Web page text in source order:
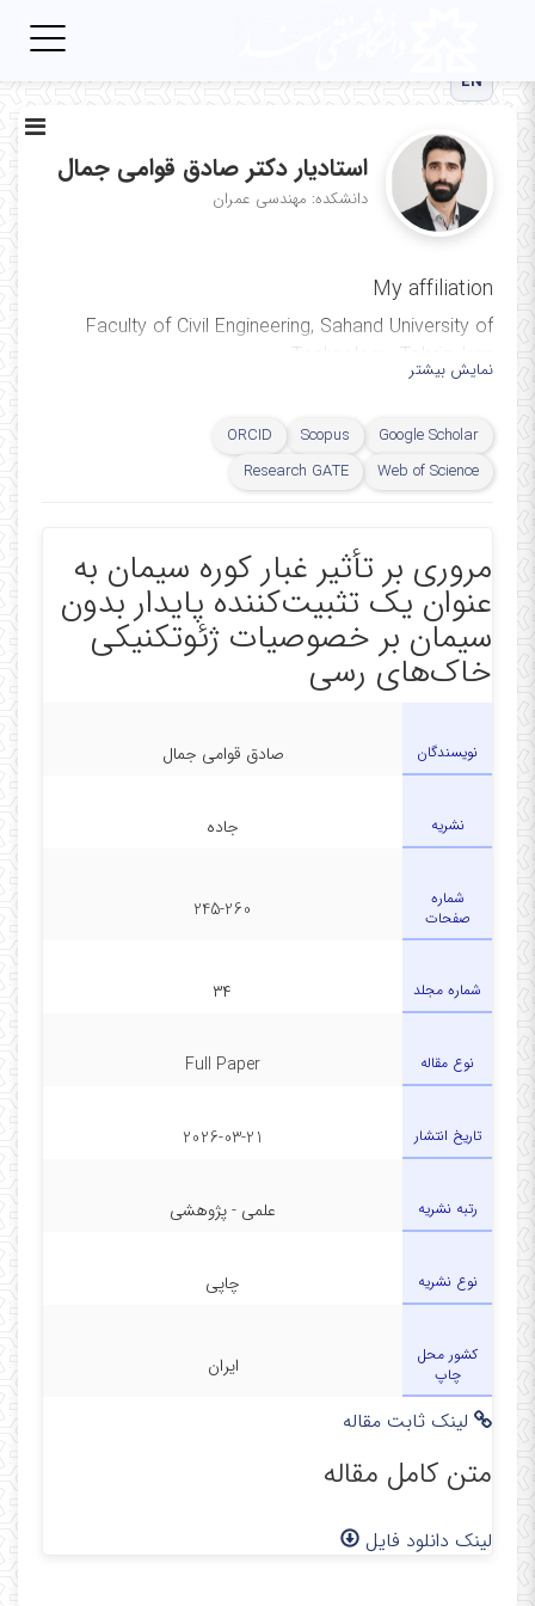
EN
استادیار دکتر صادق قوامی جمال
دانشکده: مهندسی عمران
My affiliation
Faculty of Civil Engineering, Sahand University of
Technology, Tabriz, Iran
نمایش بیشتر
Google Scholar
Scopus
ORCID
Web of Science
Research GATE
مروری بر تأثیر غبار کوره سیمان به
عنوان یک تثبیت‌کننده پایدار بدون
سیمان بر خصوصیات ژئوتکنیکی
خاک‌های رسی
نویسندگان صادق قوامی جمال
نشریه جاده
شماره
صفحات
245-260
شماره مجلد ۳۴
نوع مقاله Full Paper
تاریخ انتشار 2026-03-21
رتبه نشریه علمی - پژوهشی
نوع نشریه چاپی
کشور محل
چاپ
ایران
لینک ثابت مقاله
متن کامل مقاله
لینک دانلود فایل